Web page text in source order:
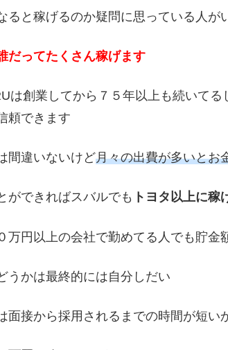
ると稼げるのか疑問に思っている人が
だってたくさん稼げます
は創業してから７５年以上も続いて
頼できます
間違いないけど月々の出費が多いとお
ができればスバルでも トヨタ以上に稼
万円以上の会社で勤めてる人でも貯金
うかは最終的には自分しだい
面接から採用されるまでの時間が短い